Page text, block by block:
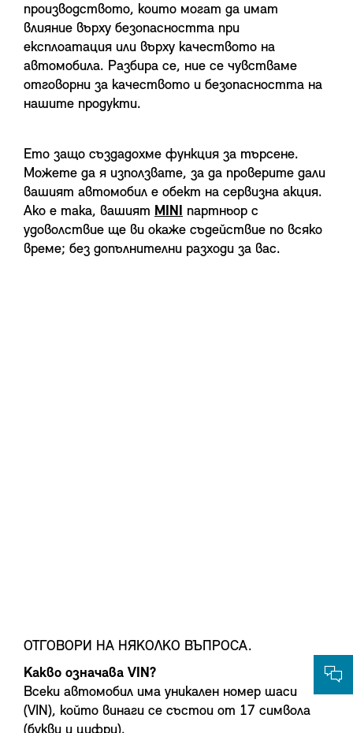
производството, които могат да имат
влияние върху безопасността при
експлоатация или върху качеството на
автомобила. Разбира се, ние се чувстваме
отговорни за качеството и безопасността на
нашите продукти.
Ето защо създадохме функция за търсене.
Можете да я използвате, за да проверите дали
вашият автомобил е обект на сервизна акция.
Ако е така, вашият MINI партньор с
удоволствие ще ви окаже съдействие по всяко
време; без допълнителни разходи за вас.
ОТГОВОРИ НА НЯКОЛКО ВЪПРОСА.
Какво означава VIN?
Всеки автомобил има уникален номер шаси
(VIN), който винаги се състои от 17 символа